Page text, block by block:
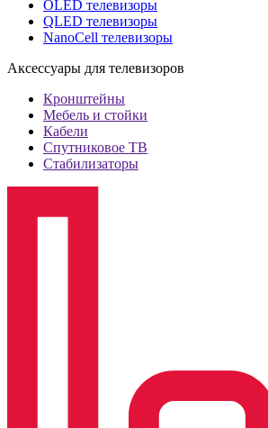
OLED телевизоры
QLED телевизоры
NanoCell телевизоры
Аксессуары для телевизоров
Кронштейны
Мебель и стойки
Кабели
Спутниковое ТВ
Стабилизаторы